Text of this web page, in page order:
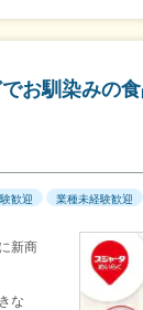
お馴染みの
歓迎 業種未経験歓迎
新商
な